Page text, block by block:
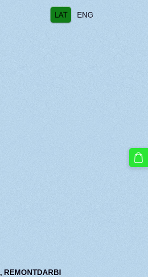
REMONTDARBI
LAT ENG